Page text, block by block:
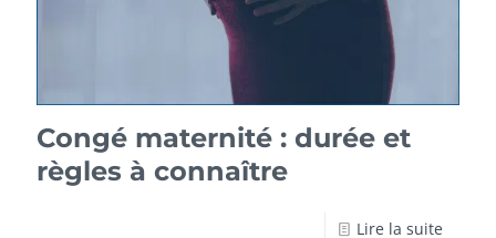
Congé maternité : durée et
règles à connaître
Lire la suite